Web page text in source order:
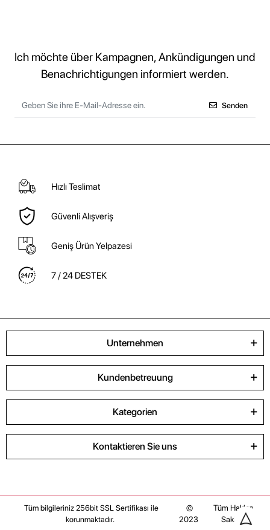
Ich möchte über Kampagnen, Ankündigungen und
Benachrichtigungen informiert werden.
Senden
Hızlı Teslimat
Güvenli Alışveriş
Geniş Ürün Yelpazesi
7 / 24 DESTEK
Unternehmen
Kundenbetreuung
Kategorien
Kontaktieren Sie uns
Tüm bilgileriniz 256bit SSL Sertifikası ile
korunmaktadır.
©
2023
Tüm Hakları
Saklıdır